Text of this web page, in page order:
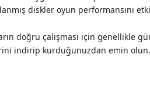
diskler oyun performansını
doğru çalışması için genellikle
indirip kurduğunuzdan emin olun.